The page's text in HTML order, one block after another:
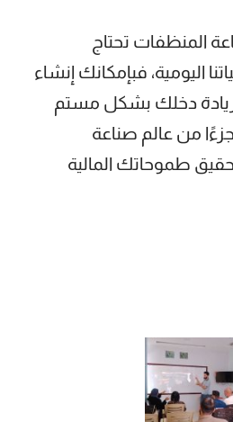
المنظفات تحتاج
اليومية، فبإمكانك إنشاء
دخلك بشكل مستم
من عالم صناعة
طموحاتك المالية